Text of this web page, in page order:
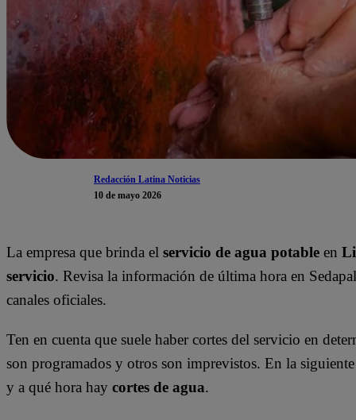
Redacción Latina Noticias
10 de mayo 2026
La empresa que brinda el servicio de agua potable en
servicio. Revisa la información de última hora en
canales oficiales.
Ten en cuenta que suele haber cortes del servicio en
son programados y otros son imprevistos. En la
y a qué hora hay cortes de agua.